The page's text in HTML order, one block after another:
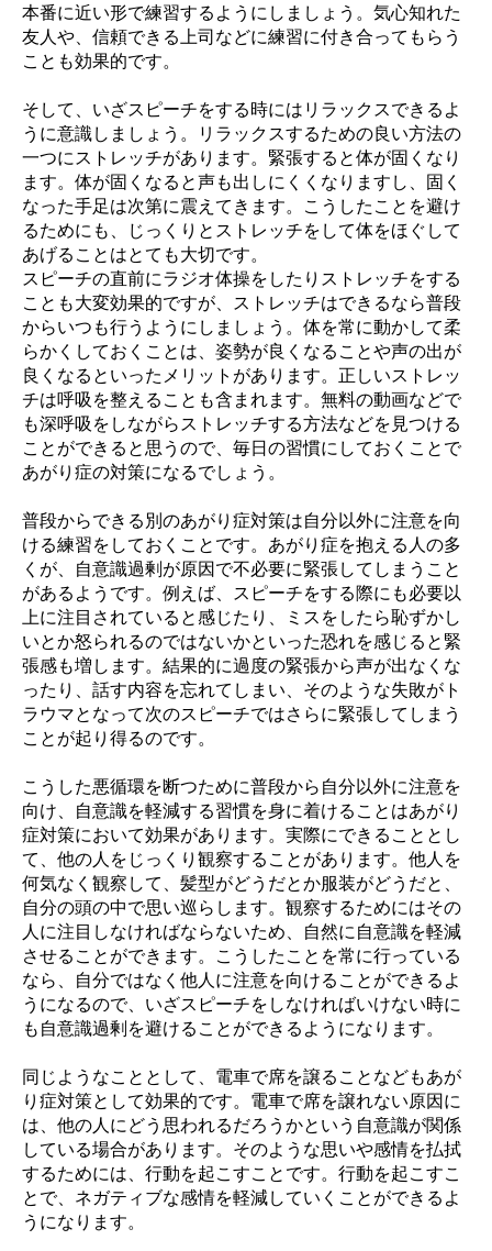
本番に近い形で練習するようにしましょう。気心知れた
友人や、信頼できる上司などに練習に付き合ってもらう
ことも効果的です。
そして、いざスピーチをする時にはリラックスできるよ
うに意識しましょう。リラックスするための良い方法の
一つにストレッチがあります。緊張すると体が固くなり
ます。体が固くなると声も出しにくくなりますし、固く
なった手足は次第に震えてきます。こうしたことを避け
るためにも、じっくりとストレッチをして体をほぐして
あげることはとても大切です。
スピーチの直前にラジオ体操をしたりストレッチをする
ことも大変効果的ですが、ストレッチはできるなら普段
からいつも行うようにしましょう。体を常に動かして柔
らかくしておくことは、姿勢が良くなることや声の出が
良くなるといったメリットがあります。正しいストレッ
チは呼吸を整えることも含まれます。無料の動画などで
も深呼吸をしながらストレッチする方法などを見つける
ことができると思うので、毎日の習慣にしておくことで
あがり症の対策になるでしょう。
普段からできる別のあがり症対策は自分以外に注意を向
ける練習をしておくことです。あがり症を抱える人の多
くが、自意識過剰が原因で不必要に緊張してしまうこと
があるようです。例えば、スピーチをする際にも必要以
上に注目されていると感じたり、ミスをしたら恥ずかし
いとか怒られるのではないかといった恐れを感じると緊
張感も増します。結果的に過度の緊張から声が出なくな
ったり、話す内容を忘れてしまい、そのような失敗がト
ラウマとなって次のスピーチではさらに緊張してしまう
ことが起り得るのです。
こうした悪循環を断つために普段から自分以外に注意を
向け、自意識を軽減する習慣を身に着けることはあがり
症対策において効果があります。実際にできることとし
て、他の人をじっくり観察することがあります。他人を
何気なく観察して、髪型がどうだとか服装がどうだと、
自分の頭の中で思い巡らします。観察するためにはその
人に注目しなければならないため、自然に自意識を軽減
させることができます。こうしたことを常に行っている
なら、自分ではなく他人に注意を向けることができるよ
うになるので、いざスピーチをしなければいけない時に
も自意識過剰を避けることができるようになります。
同じようなこととして、電車で席を譲ることなどもあが
り症対策として効果的です。電車で席を譲れない原因に
は、他の人にどう思われるだろうかという自意識が関係
している場合があります。そのような思いや感情を払拭
するためには、行動を起こすことです。行動を起こすこ
とで、ネガティブな感情を軽減していくことができるよ
うになります。